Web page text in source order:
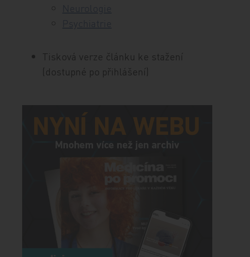
Tisková verze článku ke stažení
(dostupné po přihlášení)